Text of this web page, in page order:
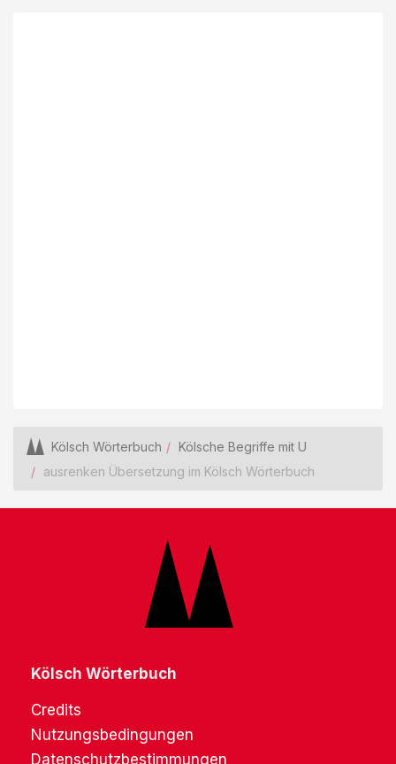
Kölsch Wörterbuch
Kölsche Begriffe mit U
ausrenken Übersetzung im Kölsch Wörterbuch
Kölsch Wörterbuch
Credits
Nutzungsbedingungen
Datenschutzbestimmungen